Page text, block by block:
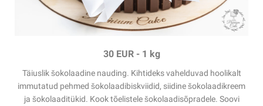
30 EUR - 1 kg
Täiuslik šokolaadine nauding. Kihtideks vahelduvad hoolikalt
immutatud pehmed šokolaadibiskviidid, siidine šokolaadikreem
ja šokolaaditükid. Kook tõelistele šokolaadisõpradele. Soovi